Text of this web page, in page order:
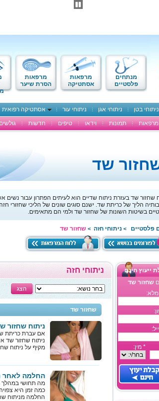
מנתחים
פלסטיים
מרפאות
אסתטיקה
מרפאות
הסרת שיער
ניתוחי בטן ניתוחי אגן ניתוחי עור אסתטיקה רפואית
מרפאות תמונות וידאו טיפים חדשות
שד
שחזור שד בעזרת ניתוח שדיים הוא לעיתים הפתרון עבור
הליך של כריתת שד. ישנם סוגים שונים של הליכי שחזורי
בשיטות השונות של שחזור שד ולמי הם מתאימים.
פלסטיים > ניתוחי חזה > שחזור שד
ייעוץ חינם
שחזור שד
* מין:
ניתוחי חזה
הצג
שחזור שד
ניתוח שחזור
אם עברת כריתת
ניתוח שחזור שד
מקיף על ניתוח
החלמה לאחר
מה תחושי במהלך
כמה זמן היא
החלמה מניתוח